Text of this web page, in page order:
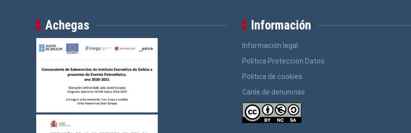
Achegas Información
Información legal
Política Protección Datos
Política de cookies
Canle de denuncias